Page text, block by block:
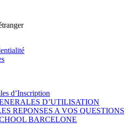
d’Inscription
D’UTILISATION
REPONSES A VOS QUESTIONS
BARCELONE